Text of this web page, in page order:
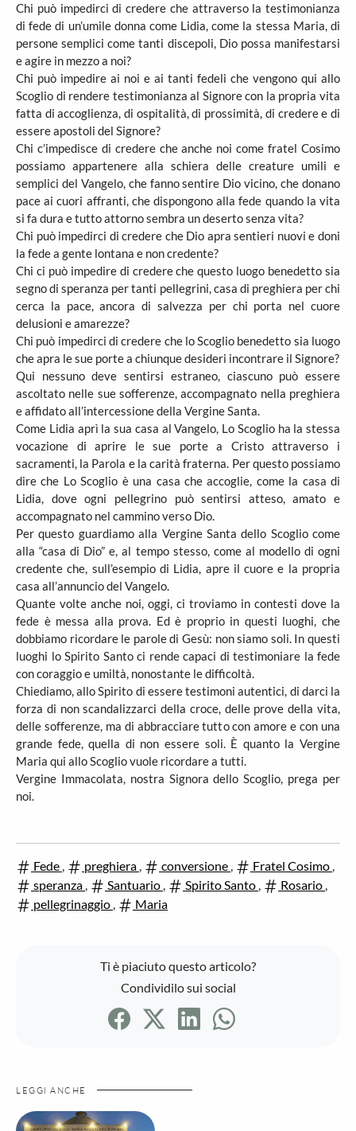
Chi può impedirci di credere che attraverso la testimonianza
di fede di un’umile donna come Lidia, come la stessa Maria, di
persone semplici come tanti discepoli, Dio possa manifestarsi
e agire in mezzo a noi?
Chi può impedire ai noi e ai tanti fedeli che vengono qui allo
Scoglio di rendere testimonianza al Signore con la propria vita
fatta di accoglienza, di ospitalità, di prossimità, di credere e di
essere apostoli del Signore?
Chi c’impedisce di credere che anche noi come fratel Cosimo
possiamo appartenere alla schiera delle creature umili e
semplici del Vangelo, che fanno sentire Dio vicino, che donano
pace ai cuori affranti, che dispongono alla fede quando la vita
si fa dura e tutto attorno sembra un deserto senza vita?
Chi può impedirci di credere che Dio apra sentieri nuovi e doni
la fede a gente lontana e non credente?
Chi ci può impedire di credere che questo luogo benedetto sia
segno di speranza per tanti pellegrini, casa di preghiera per chi
cerca la pace, ancora di salvezza per chi porta nel cuore
delusioni e amarezze?
Chi può impedirci di credere che lo Scoglio benedetto sia luogo
che apra le sue porte a chiunque desideri incontrare il Signore?
Qui nessuno deve sentirsi estraneo, ciascuno può essere
ascoltato nelle sue sofferenze, accompagnato nella preghiera
e affidato all’intercessione della Vergine Santa.
Come Lidia aprì la sua casa al Vangelo, Lo Scoglio ha la stessa
vocazione di aprire le sue porte a Cristo attraverso i
sacramenti, la Parola e la carità fraterna. Per questo possiamo
dire che Lo Scoglio è una casa che accoglie, come la casa di
Lidia, dove ogni pellegrino può sentirsi atteso, amato e
accompagnato nel cammino verso Dio.
Per questo guardiamo alla Vergine Santa dello Scoglio come
alla “casa di Dio” e, al tempo stesso, come al modello di ogni
credente che, sull’esempio di Lidia, apre il cuore e la propria
casa all’annuncio del Vangelo.
Quante volte anche noi, oggi, ci troviamo in contesti dove la
fede è messa alla prova. Ed è proprio in questi luoghi, che
dobbiamo ricordare le parole di Gesù: non siamo soli. In questi
luoghi lo Spirito Santo ci rende capaci di testimoniare la fede
con coraggio e umiltà, nonostante le difficoltà.
Chiediamo, allo Spirito di essere testimoni autentici, di darci la
forza di non scandalizzarci della croce, delle prove della vita,
delle sofferenze, ma di abbracciare tutto con amore e con una
grande fede, quella di non essere soli. È quanto la Vergine
Maria qui allo Scoglio vuole ricordare a tutti.
Vergine Immacolata, nostra Signora dello Scoglio, prega per
noi.
Fede , preghiera , conversione , Fratel Cosimo ,
speranza , Santuario , Spirito Santo , Rosario ,
pellegrinaggio , Maria
Ti è piaciuto questo articolo?
Condividilo sui social
LEGGI ANCHE